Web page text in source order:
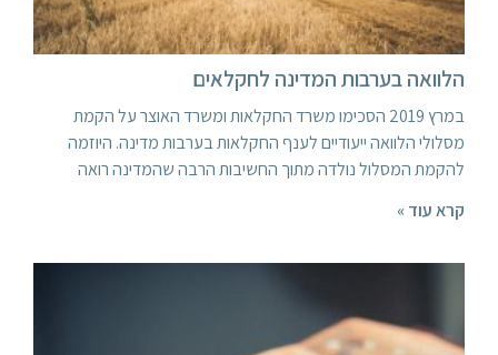
הלוואה בערבות המדינה לחקלאים
במרץ 2019 הסכימו משרד החקלאות ומשרד האוצר על הקמת
מסלולי הלוואה ייעודיים לענף החקלאות בערבות מדינה. היוזמה
להקמת המסלול נולדה מתוך החשיבות הרבה שהמדינה רואה
קרא עוד »